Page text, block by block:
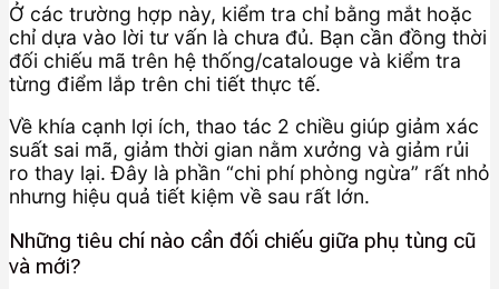
Ở các trường hợp này, kiểm tra chỉ bằng mắt hoặc
chỉ dựa vào lời tư vấn là chưa đủ. Bạn cần đồng thời
đối chiếu mã trên hệ thống/catalouge và kiểm tra
từng điểm lắp trên chi tiết thực tế.
Về khía cạnh lợi ích, thao tác 2 chiều giúp giảm xác
suất sai mã, giảm thời gian nằm xưởng và giảm rủi
ro thay lại. Đây là phần “chi phí phòng ngừa” rất nhỏ
nhưng hiệu quả tiết kiệm về sau rất lớn.
Những tiêu chí nào cần đối chiếu giữa phụ tùng cũ
và mới?